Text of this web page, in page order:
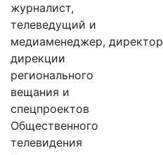
журналист,
телеведущий и
медиаменеджер, директор
дирекции
регионального
вещания и
спецпроектов
Общественного
телевидения